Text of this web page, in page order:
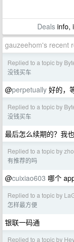
Dealsinfo,
gauzeehom's recent
Replied to a topic by
没钱买车
@perpetually 好的，
Replied to a topic by
没钱买车
最后怎么续期的？我
Replied to a topic by
有推荐的吗
@cuixiao603 哪个
Replied to a topic by
怎样最方便
银联一码通
Replied to a topic by